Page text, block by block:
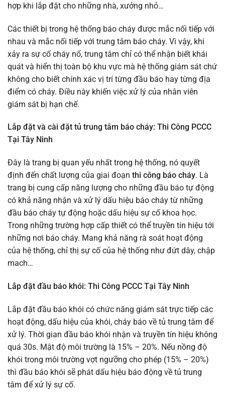
hợp khi lắp đặt cho những nhà, xưởng nhỏ…
Các thiết bị trong hệ thống báo cháy được mắc nối tiếp với
nhau và mắc nối tiếp với trung tâm báo cháy. Vì vậy, khi
xảy ra sự cố cháy nổ, trung tâm chỉ có thể nhận biết khái
quát và hiển thị toàn bộ khu vực mà hệ thống giám sát chứ
không cho biết chính xác vị trí từng đầu báo hay từng địa
điểm có cháy. Điều này khiến việc xử lý của nhân viên
giám sát bị hạn chế.
Lắp đặt và cài đặt tủ trung tâm báo cháy: Thi Công PCCC
Tại Tây Ninh
Đây là trang bị quan yếu nhất trong hệ thống, nó quyết
định đến chất lượng của giai đoạn thi công báo cháy. Là
trang bị cung cấp năng lượng cho những đầu báo tự động
có khả năng nhận và xử lý dấu hiệu báo cháy từ những
đầu báo cháy tự động hoặc dấu hiệu sự cố khoa học.
Trong những trường hợp cấp thiết có thể truyền tín hiệu tới
những nơi báo cháy. Mang khả năng rà soát hoạt động
của hệ thống, chỉ thị sự cố của hệ thống như đứt dây, chập
mach…
Lắp đặt đầu báo khói: Thi Công PCCC Tại Tây Ninh
Lắp đặt đầu báo khói có chức năng giám sát trực tiếp các
hoạt động, dấu hiệu của khói, cháy báo về tủ trung tâm để
xử lý. Thời gian đầu báo khói nhận và truyền tín hiệu không
quá 30s. Mật độ môi trường là 15% – 20%. Nếu nồng độ
khói trong môi trường vợt ngưỡng cho phép (15% – 20%)
thì đầu báo khói sẽ phát dấu hiệu báo động về tủ trung
tâm để xử lý sự cố.